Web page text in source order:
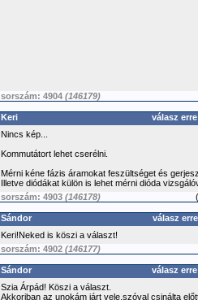
sorszám: 4904 (146179)
Keri válasz erre
Nincs kép...
Kommutátort lehet cserélni.
Mérni kéne fázis áramokat feszültséget és
Illetve diódákat külön is lehet mérni dióda
sorszám: 4903 (146178) (
Sándor válasz erre
Keri!Neked is köszi a választ!
sorszám: 4902 (146177)
Sándor válasz erre
Szia Árpád! Köszi a választ.
Akkoriban az unokám járt vele,szóval csinálta